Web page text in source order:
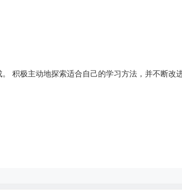
积极主动地探索适合自己的学习方法，并不断改